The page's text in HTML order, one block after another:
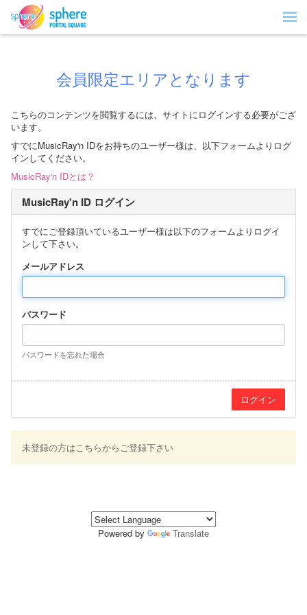
会員限定エリアとなります
こちらのコンテンツを閲覧するには、サイトにログインする必要がござ
います。
すでにMusicRay'n IDをお持ちのユーザー様は、以下フォームよりログ
インしてください。
MusicRay'n IDとは？
MusicRay'n ID ログイン
すでにご登録頂いているユーザー様は以下のフォームよりログイ
ンして下さい。
メールアドレス
パスワード
パスワードを忘れた場合
未登録の方はこちらからご登録下さい
Powered by Translate